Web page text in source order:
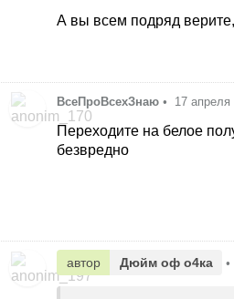
А вы всем подряд
ВсеПроВсехЗнаю • 17 апреля
Переходите на белое
безвредно
автор Дюйм оф о4ка •